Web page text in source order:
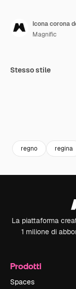
Icona corona
Magnific
Stesso stile
regno regina
La piattaforma
1 milione di
Prodotti
Spaces